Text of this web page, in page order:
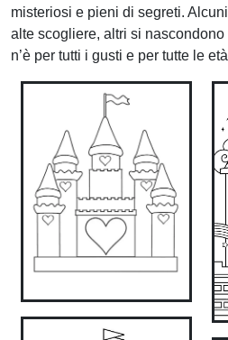
misteriosi e pieni di segreti.
alte scogliere, altri si
n’è per tutti i gusti e per tutte le